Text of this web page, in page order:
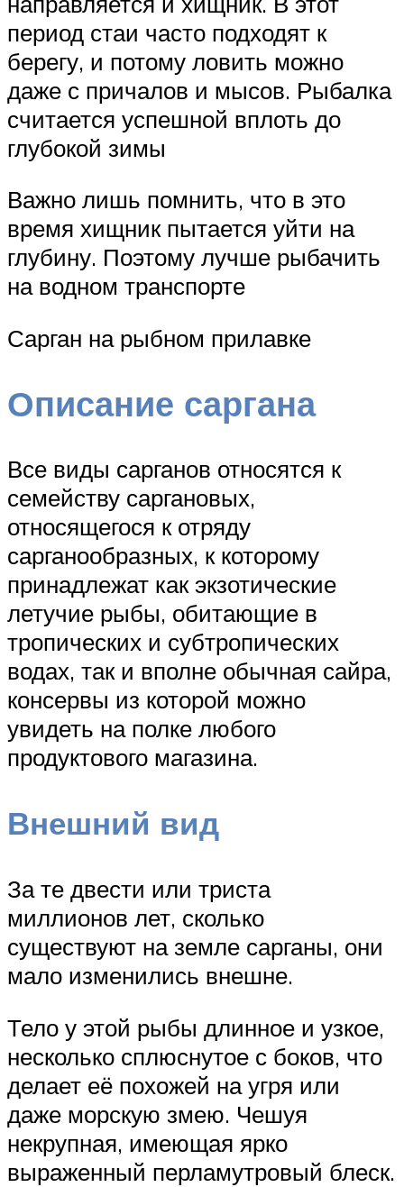
период стаи часто подходят к
берегу, и потому ловить можно
даже с причалов и мысов. Рыбалка
считается успешной вплоть до
глубокой зимы
Важно лишь помнить, что в это
время хищник пытается уйти на
глубину. Поэтому лучше рыбачить
на водном транспорте
Сарган на рыбном прилавке
Описание саргана
Все виды сарганов относятся к
семейству саргановых,
относящегося к отряду
сарганообразных, к которому
принадлежат как экзотические
летучие рыбы, обитающие в
тропических и субтропических
водах, так и вполне обычная сайра,
консервы из которой можно
увидеть на полке любого
продуктового магазина.
Внешний вид
За те двести или триста
миллионов лет, сколько
существуют на земле сарганы, они
мало изменились внешне.
Тело у этой рыбы длинное и узкое,
несколько сплюснутое с боков, что
делает её похожей на угря или
даже морскую змею. Чешуя
некрупная, имеющая ярко
выраженный перламутровый блеск.